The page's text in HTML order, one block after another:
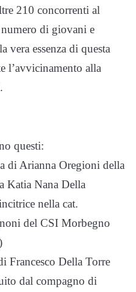
210 concorrenti al
di giovani e
vera essenza di questa
l’avvicinamento alla
questi:
di Arianna Oregioni della
Katia Nana Della
nella cat.
del CSI Morbegno
Francesco Della Torre
dal compagno di